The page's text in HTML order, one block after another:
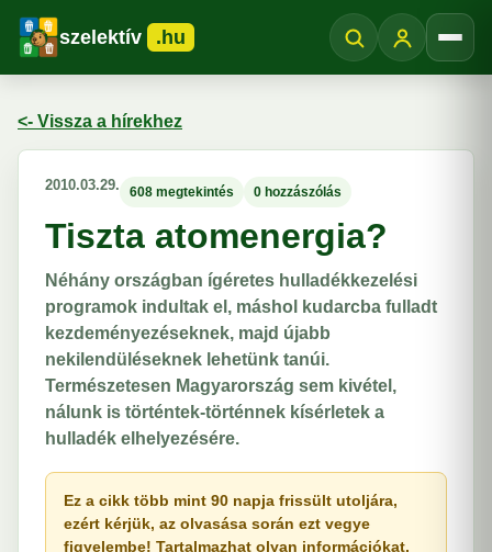
szelektív .hu
<- Vissza a hírekhez
2010.03.29. 608 megtekintés 0 hozzászólás
Tiszta atomenergia?
Néhány országban ígéretes hulladékkezelési
programok indultak el, máshol kudarcba fulladt
kezdeményezéseknek, majd újabb
nekilendüléseknek lehetünk tanúi.
Természetesen Magyarország sem kivétel,
nálunk is történtek-történnek kísérletek a
hulladék elhelyezésére.
Ez a cikk több mint 90 napja frissült utoljára,
ezért kérjük, az olvasása során ezt vegye
figyelembe! Tartalmazhat olyan információkat,